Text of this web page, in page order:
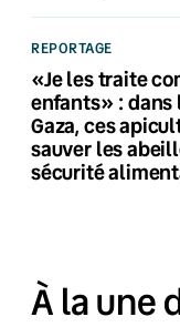
REPORTAGE
«Je les traite
enfants» : dans
Gaza, ces
sauver les
sécurité
À la une